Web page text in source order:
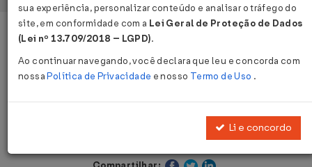
Página Inicial Legislações
Decreto Nº 10904 DE 07/05/2026
Publicado no DOE - GO em 7 mai 2026
sua experiência, personalizar conteúdo e analisar o tráfego do
site, em conformidade com a Lei Geral de Proteção de Dados
(Lei nº 13.709/2018 – LGPD).
Ao continuar navegando, você declara que leu e concorda com
nossaPolítica de Privacidade e nosso Termo de Uso .
Li e concordo